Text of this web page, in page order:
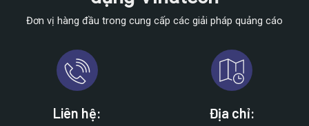
Đơn vị hàng đầu trong cung cấp các giải pháp quảng cáo
Liên hệ: Địa chỉ: